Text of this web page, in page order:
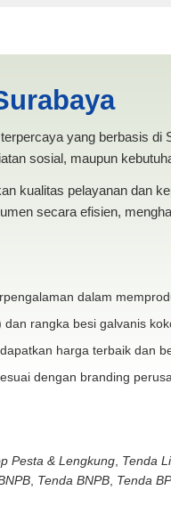
yang berbasis
sosial, maupun
kualitas pelayanan dan
secara efisien,
dalam
rangka besi galvanis
harga terbaik dan
dengan branding
Pesta & Lengkung, Tenda
, Tenda BNPB, Tenda